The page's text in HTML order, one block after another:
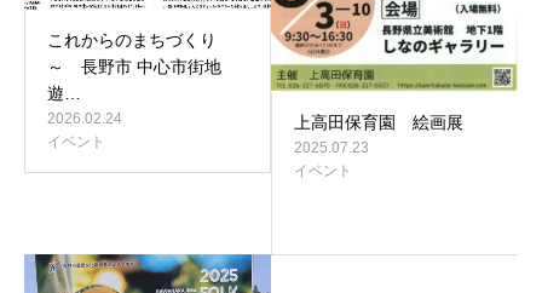
これからのまちづくり
～ 長野市 中心市街地
遊…
2026.02.24
イベント
上高田保育園 絵画展
2025.07.23
イベント